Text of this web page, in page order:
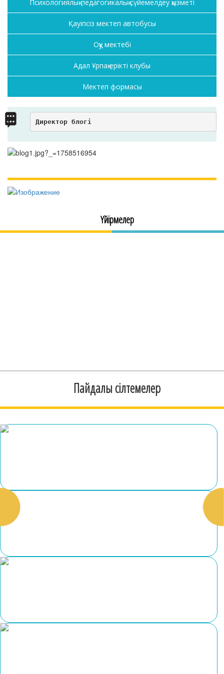
Психологиялық-педагогикалық сүйемелдеу қызметі
Қауіпсіз мектеп автобусы
Оқу мектебі
Адал Ұрпақ ерікті клубы
Мектеп формасы
Директор блогі
Үйірмелер
Пайдалы сілтемелер